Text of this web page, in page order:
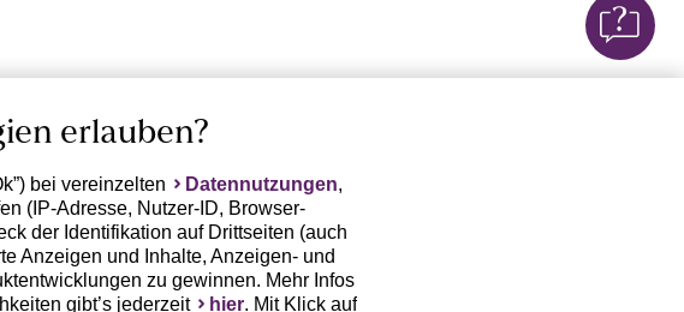
erlauben?
bei vereinzelten Datennutzungen,
(IP-Adresse, Nutzer-ID, Browser-
der Identifikation auf Drittseiten (auch
Anzeigen und Inhalte, Anzeigen- und
zu gewinnen. Mehr Infos
gibt’s jederzeit
hier. Mit Klick auf